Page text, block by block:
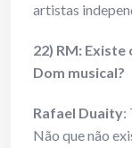
artistas
22) RM:
Dom musical?
Rafael Duaity:
Não que não